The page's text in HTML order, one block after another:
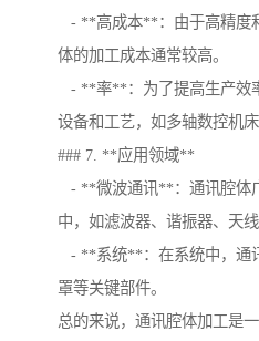
- **高成本**：由于高精度
体的加工成本通常较高。
- **率**：为了提高生产效
设备和工艺，如多轴数控机
### 7. **应用领域**
- **微波通讯**：通讯腔体
中，如滤波器、谐振器、天线
- **系统**：在系统中，通
罩等关键部件。
总的来说，通讯腔体加工是